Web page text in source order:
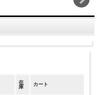
在
庫
カート